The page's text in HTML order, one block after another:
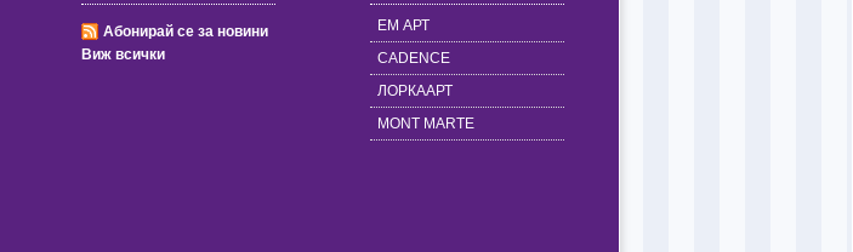
Абонирай се за новини
Виж всички
ЕМ АРТ
CADENCE
ЛОРКААРТ
MONT MARTE